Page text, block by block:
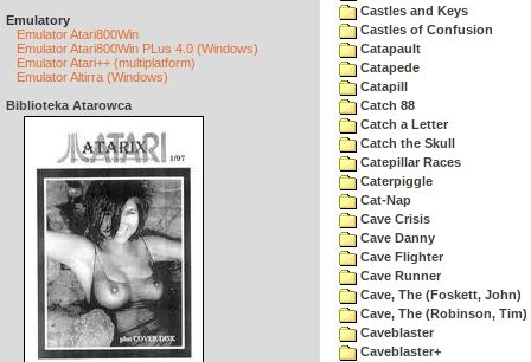
Emulatory
Emulator Atari800Win
Emulator Atari800Win PLus 4.0 (Windows)
Emulator Atari++ (multiplatform)
Emulator Altirra (Windows)
Biblioteka Atarowca
Castles and Keys
Castles of Confusion
Catapault
Catapede
Catapill
Catch 88
Catch a Letter
Catch the Skull
Catepillar Races
Caterpiggle
Cat-Nap
Cave Crisis
Cave Danny
Cave Flighter
Cave Runner
Cave, The (Foskett, John)
Cave, The (Robinson, Tim)
Caveblaster
Caveblaster+